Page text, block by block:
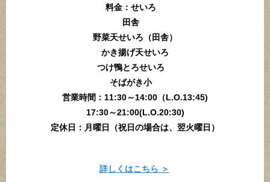
料金：せいろ
田舎
野菜天せいろ（田舎）
かき揚げ天せいろ
つけ鴨とろせいろ
そばがき小
営業時間：11:30～14:00（L.O.13:45)
17:30～21:00(L.O.20:30)
定休日：月曜日（祝日の場合は、翌火曜日）
詳しくはこちら ＞